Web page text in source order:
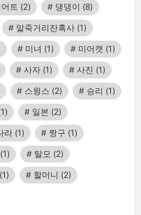
트 (2) 댕댕이 (8)
말죽거리잔혹사 (1)
미녀 (1) 미어캣 (1)
사자 (1) 사진 (1)
스윙스 (2) 승리 (1)
일본 (2)
라 (1) 짱구 (1)
(1) 탈모 (2)
(1) 할머니 (2)